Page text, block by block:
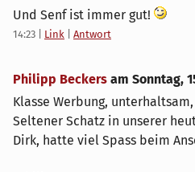
Und Senf ist immer gut!
14:23 Link Antwort
Philipp Beckers am Sonntag,
Klasse Werbung,
Seltener Schatz in unserer
Dirk, hatte viel Spass beim